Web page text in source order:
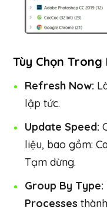
Tùy Chọn Trong
Refresh Now:
lập tức.
Update Speed:
liệu, bao gồm:
Tạm dừng.
Group By Type:
Processes